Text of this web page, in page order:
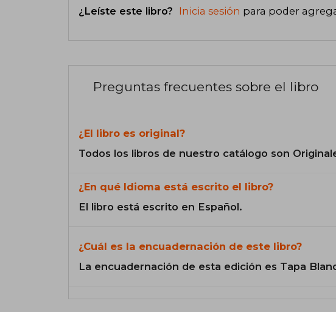
¿Leíste este libro? Inicia sesión para poder
Preguntas frecuentes sobre el libro
¿El libro es original?
Todos los libros de nuestro catálogo son
¿En qué Idioma está escrito el libro?
El libro está escrito en Español.
¿Cuál es la encuadernación de este libro?
La encuadernación de esta edición es Tapa